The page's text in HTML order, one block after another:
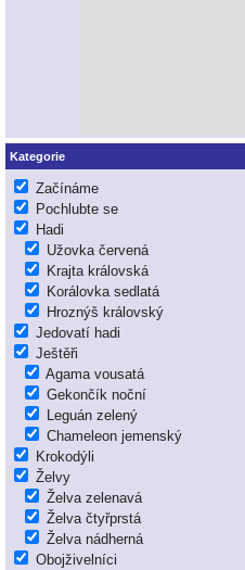
Kategorie
Začínáme
Pochlubte se
Hadi
Užovka červená
Krajta královská
Korálovka sedlatá
Hroznýš královský
Jedovatí hadi
Ještěři
Agama vousatá
Gekončík noční
Leguán zelený
Chameleon jemenský
Krokodýli
Želvy
Želva zelenavá
Želva čtyřprstá
Želva nádherná
Obojživelníci